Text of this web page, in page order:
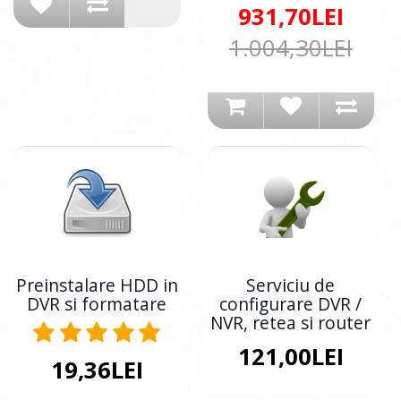
931,70LEI
1.004,30LEI
Preinstalare HDD in
DVR si formatare
19,36LEI
Serviciu de
configurare DVR /
NVR, retea si router
121,00LEI